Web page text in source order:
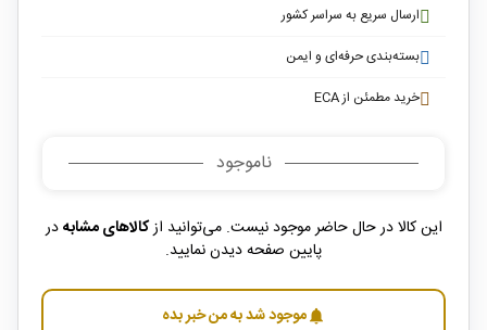
ارسال سریع به سراسر کشور
بسته‌بندی حرفه‌ای و ایمن
خرید مطمئن از ECA
ناموجود
این کالا در حال حاضر موجود نیست. می‌توانید ازکالاهای مشابهدر
پایین صفحه دیدن نمایید.
notificationsموجود شد به من خبر بده